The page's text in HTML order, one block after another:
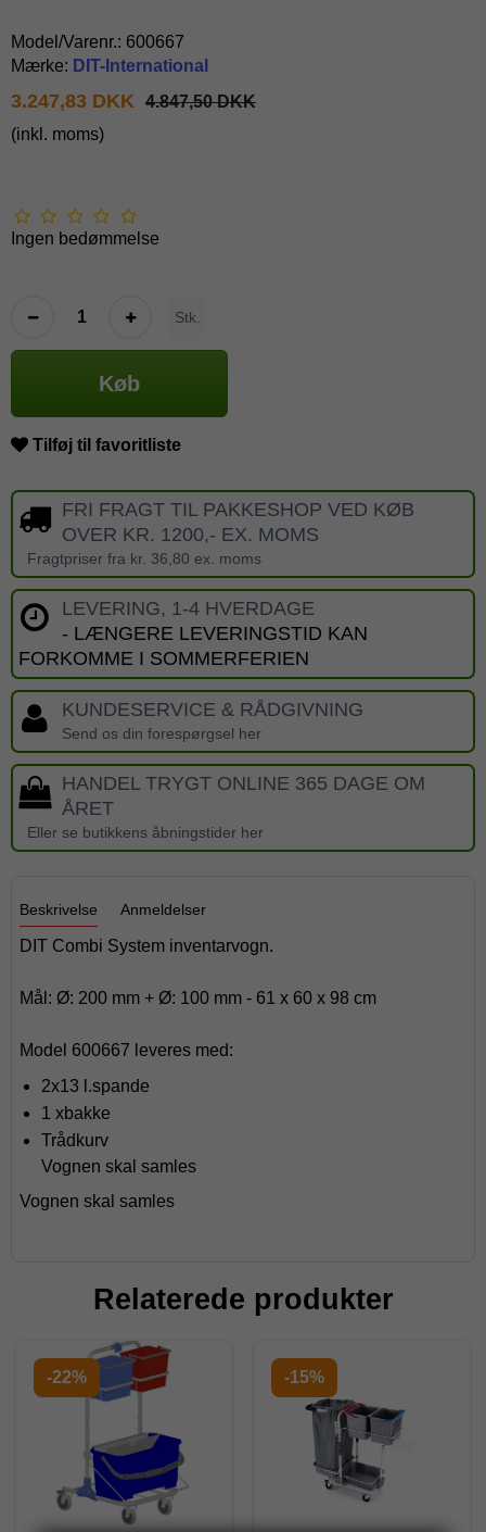
Model/Varenr.: 600667
Mærke: DIT-International
3.247,83 DKK
4.847,50 DKK
(inkl. moms)
Ingen bedømmelse
Stk.
Køb
Tilføj til favoritliste
FRI FRAGT TIL PAKKESHOP VED KØB
OVER KR. 1200,- EX. MOMS
Fragtpriser fra kr. 36,80 ex. moms
LEVERING, 1-4 HVERDAGE
- LÆNGERE LEVERINGSTID KAN
FORKOMME I SOMMERFERIEN
KUNDESERVICE & RÅDGIVNING
Send os din forespørgsel her
HANDEL TRYGT ONLINE 365 DAGE OM
ÅRET
Eller se butikkens åbningstider her
Beskrivelse Anmeldelser
DIT Combi System inventarvogn.
Mål: Ø: 200 mm + Ø: 100 mm - 61 x 60 x 98 cm
Model 600667 leveres med:
2x13 l.spande
1 xbakke
Trådkurv
Vognen skal samles
Vognen skal samles
Relaterede produkter
-22% -15%